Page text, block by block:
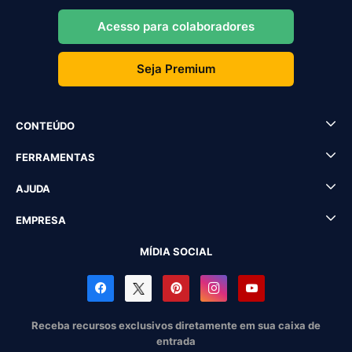
Acesso para colaboradores
Seja Premium
CONTEÚDO
FERRAMENTAS
AJUDA
EMPRESA
MÍDIA SOCIAL
Receba recursos exclusivos diretamente em sua caixa de
entrada